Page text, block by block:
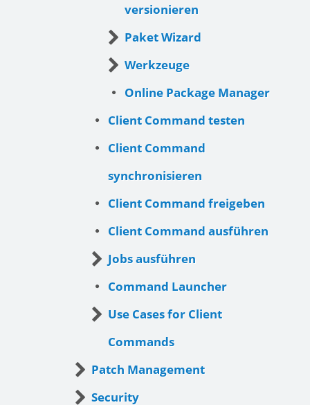
versionieren
Paket Wizard
Werkzeuge
Online Package Manager
Client Command testen
Client Command
synchronisieren
Client Command freigeben
Client Command ausführen
Jobs ausführen
Command Launcher
Use Cases for Client
Commands
Patch Management
Security